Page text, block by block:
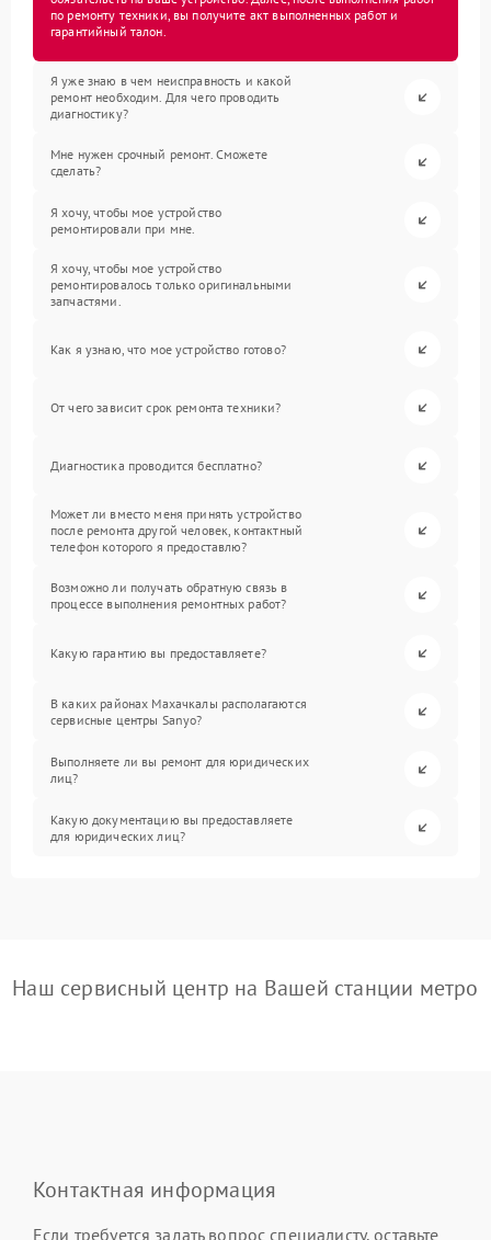
по ремонту техники, вы получите акт выполненных работ и
гарантийный талон.
Я уже знаю в чем неисправность и какой
ремонт необходим. Для чего проводить
диагностику?
Мне нужен срочный ремонт. Сможете
сделать?
Я хочу, чтобы мое устройство
ремонтировали при мне.
Я хочу, чтобы мое устройство
ремонтировалось только оригинальными
запчастями.
Как я узнаю, что мое устройство готово?
От чего зависит срок ремонта техники?
Диагностика проводится бесплатно?
Может ли вместо меня принять устройство
после ремонта другой человек, контактный
телефон которого я предоставлю?
Возможно ли получать обратную связь в
процессе выполнения ремонтных работ?
Какую гарантию вы предоставляете?
В каких районах Махачкалы располагаются
сервисные центры Sanyo?
Выполняете ли вы ремонт для юридических
лиц?
Какую документацию вы предоставляете
для юридических лиц?
Наш сервисный центр на Вашей станции метро
Контактная информация
Если требуется задать вопрос специалисту, оставьте